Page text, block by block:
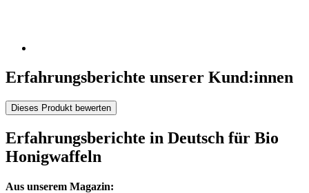
Erfahrungsberichte unserer Kund:innen
Dieses Produkt bewerten
Erfahrungsberichte in Deutsch für Bio
Honigwaffeln
Aus unserem Magazin: